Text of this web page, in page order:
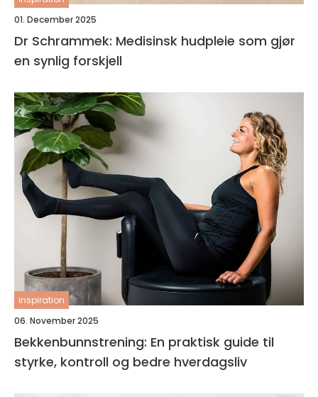
01. December 2025
Dr Schrammek: Medisinsk hudpleie som gjør
en synlig forskjell
inspiration
06. November 2025
Bekkenbunnstrening: En praktisk guide til
styrke, kontroll og bedre hverdagsliv